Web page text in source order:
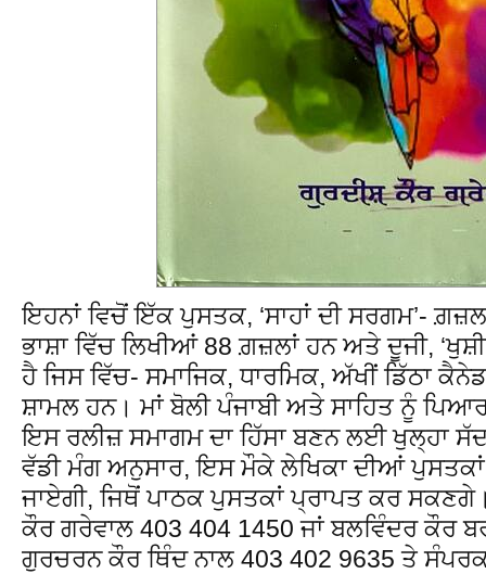
ਇਹਨਾਂ ਵਿਚੋਂ ਇੱਕ ਪੁਸਤਕ, ‘ਸਾਹਾਂ ਦੀ ਸਰਗਮ’-
ਭਾਸ਼ਾ ਵਿੱਚ ਲਿਖੀਆਂ 88 ਗ਼ਜ਼ਲਾਂ ਹਨ ਅਤੇ ਦੂਜੀ,
ਹੈ ਜਿਸ ਵਿੱਚ- ਸਮਾਜਿਕ, ਧਾਰਮਿਕ, ਅੱਖੀਂ ਡਿੱਠਾ
ਸ਼ਾਮਲ ਹਨ। ਮਾਂ ਬੋਲੀ ਪੰਜਾਬੀ ਅਤੇ ਸਾਹਿਤ ਨੂੰ
ਇਸ ਰਲੀਜ਼ ਸਮਾਗਮ ਦਾ ਹਿੱਸਾ ਬਣਨ ਲਈ ਖੁਲ੍ਹਾ
ਵੱਡੀ ਮੰਗ ਅਨੁਸਾਰ, ਇਸ ਮੌਕੇ ਲੇਖਿਕਾ ਦੀਆਂ ਪੁਸਤਕਾਂ
ਜਾਏਗੀ, ਜਿਥੋਂ ਪਾਠਕ ਪੁਸਤਕਾਂ ਪ੍ਰਾਪਤ ਕਰ
ਕੌਰ ਗਰੇਵਾਲ 403 404 1450 ਜਾਂ ਬਲਵਿੰਦਰ ਕੌਰ
ਗੁਰਚਰਨ ਕੌਰ ਥਿੰਦ ਨਾਲ 403 402 9635 ਤੇ